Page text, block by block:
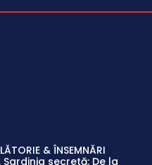
& ÎNSEMNĂRI
Sardinia secretă: De la